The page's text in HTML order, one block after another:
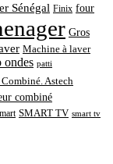
Sénégal Finix four
Gros
Machine à laver
ondes patti
Astech
combiné
SMART TV smart tv